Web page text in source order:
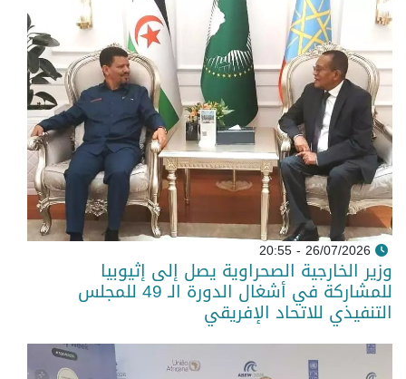
26/07/2026 - 20:55
وزير الخارجية الصحراوية يصل إلى إثيوبيا
للمشاركة في أشغال الدورة الـ 49 للمجلس
التنفيذي للاتحاد الإفريقي